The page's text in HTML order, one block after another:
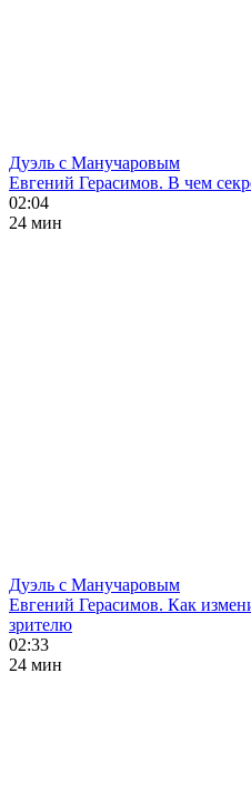
Дуэль с Манучаровым
Евгений Герасимов. В чем
02:04
24 мин
Дуэль с Манучаровым
Евгений Герасимов. Как
зрителю
02:33
24 мин